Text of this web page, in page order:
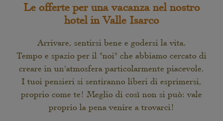
Le offerte per una vacanza nel nostro
hotel in Valle Isarco
Arrivare, sentirsi bene e godersi la vita.
Tempo e spazio per il "noi" che abbiamo cercato di
creare in un'atmosfera particolarmente piacevole.
I tuoi pensieri si sentiranno liberi di esprimersi,
proprio come te! Meglio di così non si può: vale
proprio la pena venire a trovarci!